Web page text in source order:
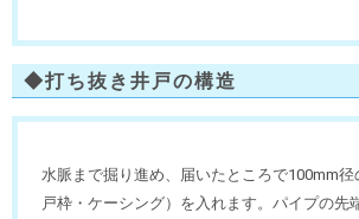
◆打ち抜き井戸の構造
水脈まで掘り進め、届いたところで100mm
戸枠・ケーシング）を入れます。パイプの先